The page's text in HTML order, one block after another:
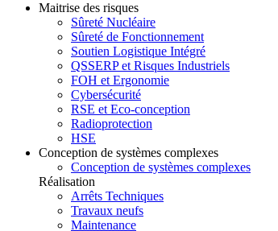
Maitrise des risques
Sûreté Nucléaire
Sûreté de Fonctionnement
Soutien Logistique Intégré
QSSERP et Risques Industriels
FOH et Ergonomie
Cybersécurité
RSE et Eco-conception
Radioprotection
HSE
Conception de systèmes complexes
Conception de systèmes complexes
Réalisation
Arrêts Techniques
Travaux neufs
Maintenance